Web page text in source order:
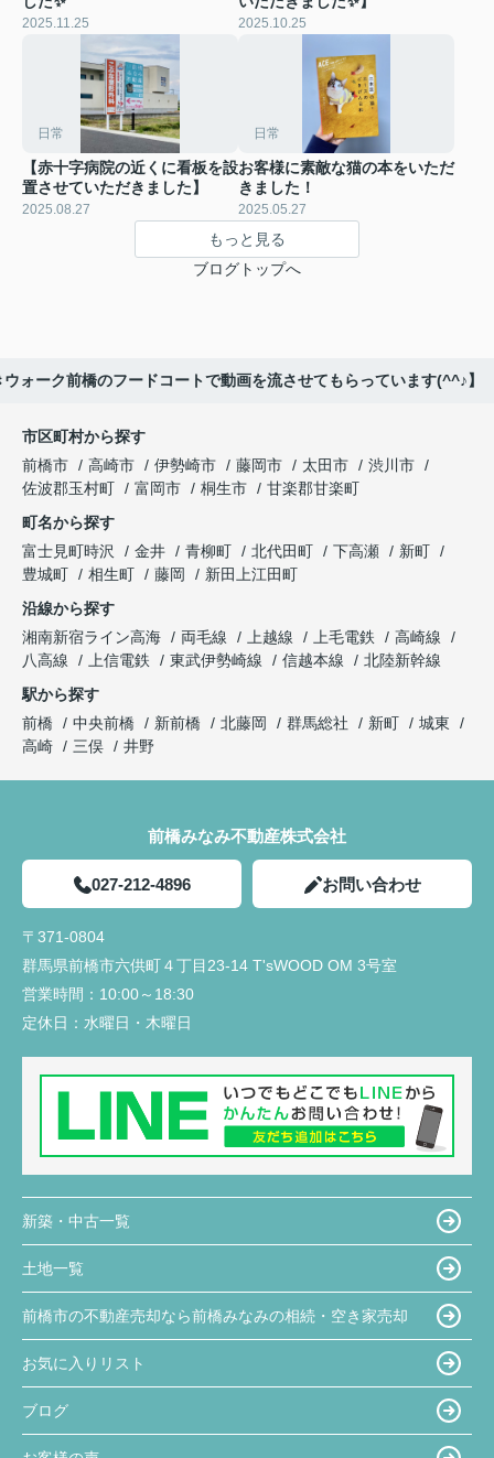
2025.11.25 2025.10.25
日常
【赤十字病院の近くに看板を設
置させていただきました】
2025.08.27
日常
お客様に素敵な猫の本をいただ
きました！
2025.05.27
もっと見る
ブログトップへ
ォーク前橋のフードコートで動画を流させてもらっています(^^♪】
市区町村から探す
前橋市
高崎市 伊勢崎市 藤岡市 太田市
渋川市
佐波郡玉村町
富岡市 桐生市
甘楽郡甘楽町
町名から探す
富士見町時沢
金井 青柳町 北代田町 下高瀬
新町
豊城町
相生町 藤岡
新田上江田町
沿線から探す
湘南新宿ライン高海
両毛線 上越線 上毛電鉄
高崎線
八高線
上信電鉄 東武伊勢崎線 信越本線
北陸新幹線
駅から探す
前橋
中央前橋 新前橋 北藤岡 群馬総社 新町
城東
高崎
三俣 井野
前橋みなみ不動産株式会社
027-212-4896 お問い合わせ
〒371-0804
群馬県前橋市六供町４丁目23‐14 T'sWOOD OM 3号室
営業時間： 10:00～18:30
定休日： 水曜日・木曜日
新築・中古一覧
土地一覧
前橋市の不動産売却なら前橋みなみの相続・空き家売却
お気に入りリスト
ブログ